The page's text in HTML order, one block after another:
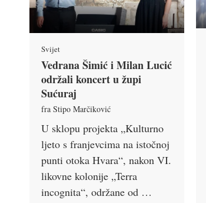
Svijet
Vedrana Šimić i Milan Lucić
održali koncert u župi
Sućuraj
fra Stipo Marčiković
U sklopu projekta „Kulturno
ljeto s franjevcima na istočnoj
punti otoka Hvara“, nakon VI.
likovne kolonije „Terra
incognita“, održane od …